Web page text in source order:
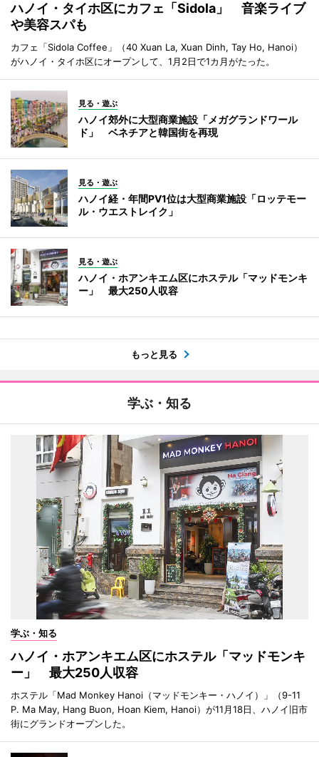
ハノイ・タイホ区にカフェ「Sidola」 音楽ライブ
や美容スパも
カフェ「Sidola Coffee」（40 Xuan La, Xuan Dinh, Tay Ho, Hanoi）
がハノイ・タイホ区にオープンして、1月2日で1カ月がたった。
見る・遊ぶ
ハノイ郊外に大型商業施設「メガグランドワール
ド」 ベネチアと韓国街を再現
見る・遊ぶ
ハノイ経・年間PV1位は大型商業施設「ロッテモー
ル・ウエストレイク」
見る・遊ぶ
ハノイ・ホアンキエム区にホステル「マッドモンキ
ー」 最大250人収容
もっと見る
学ぶ・知る
学ぶ・知る
ハノイ・ホアンキエム区にホステル「マッドモンキ
ー」 最大250人収容
ホステル「Mad Monkey Hanoi（マッドモンキー・ハノイ）」（9-11
P. Ma May, Hang Buon, Hoan Kiem, Hanoi）が11月18日、ハノイ旧市
街にグランドオープンした。